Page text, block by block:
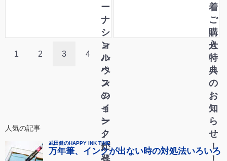
」
に
ペ
ン
ハ
ウ
ス
の
イ
ン
ク
が
登
お
知
ら
せ
ー
ナ
シ
ョ
ル
ペ
ン
シ
ョ
ー
」
に
ペ
着
ご
購
入
特
典
の
お
知
ら
せ
！
！
1 2 3 4
人気の記事